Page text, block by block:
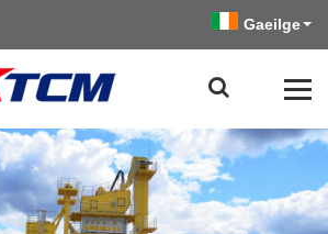
Gaeilge